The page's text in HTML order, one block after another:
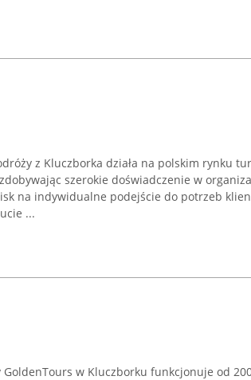
z Kluczborka działa na polskim rynku
szerokie doświadczenie w
na indywidualne podejście do potrzeb
...
GoldenTours w Kluczborku funkcjonuje od